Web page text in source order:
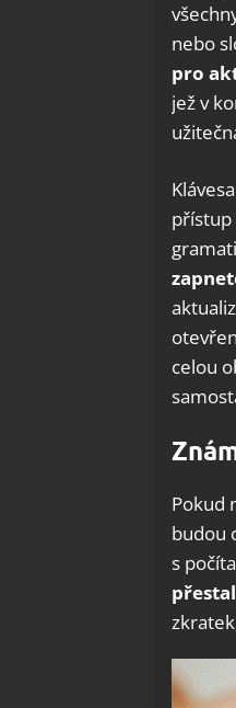
nebo
pro
jež v
přístup
celou
Pokud
budou
s